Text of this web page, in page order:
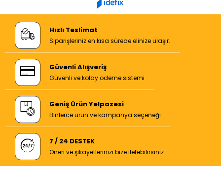
Hızlı Teslimat
Siparişleriniz en kısa sürede elinize ulaşır.
Güvenli Alışveriş
Güvenli ve kolay ödeme sistemi
Geniş Ürün Yelpazesi
Binlerce ürün ve kampanya seçeneği
7 / 24 DESTEK
Öneri ve şikayetlerinizi bize iletebilirsiniz.